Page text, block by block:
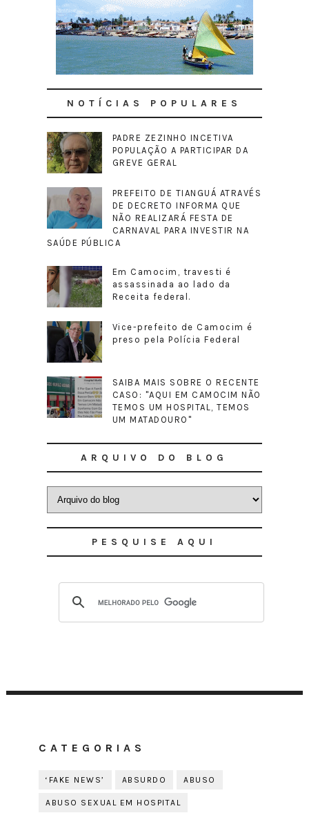
NOTÍCIAS POPULARES
PADRE ZEZINHO INCETIVA
POPULAÇÃO A PARTICIPAR DA
GREVE GERAL
PREFEITO DE TIANGUÁ ATRAVÉS
DE DECRETO INFORMA QUE
NÃO REALIZARÁ FESTA DE
CARNAVAL PARA INVESTIR NA
SAÚDE PÚBLICA
Em Camocim, travesti é
assassinada ao lado da
Receita federal.
Vice-prefeito de Camocim é
preso pela Polícia Federal
SAIBA MAIS SOBRE O RECENTE
CASO: "AQUI EM CAMOCIM NÃO
TEMOS UM HOSPITAL, TEMOS
UM MATADOURO"
ARQUIVO DO BLOG
PESQUISE AQUI
CATEGORIAS
‘FAKE NEWS’ ABSURDO ABUSO
ABUSO SEXUAL EM HOSPITAL